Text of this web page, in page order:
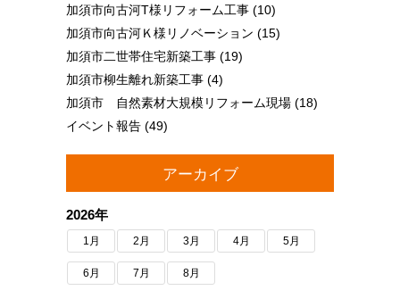
加須市向古河T様リフォーム工事 (10)
加須市向古河Ｋ様リノベーション (15)
加須市二世帯住宅新築工事 (19)
加須市柳生離れ新築工事 (4)
加須市 自然素材大規模リフォーム現場 (18)
イベント報告 (49)
アーカイブ
2026年
1月 2月 3月 4月 5月
6月 7月 8月